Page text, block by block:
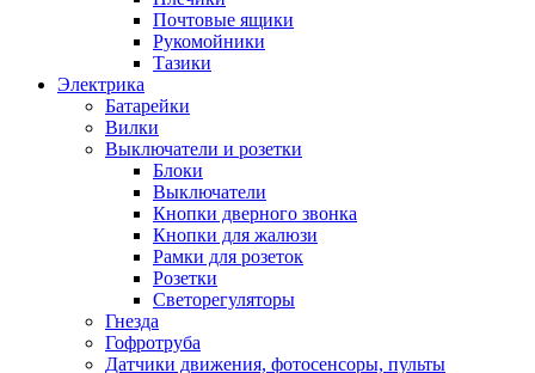
Почтовые ящики
Рукомойники
Тазики
Электрика
Батарейки
Вилки
Выключатели и розетки
Блоки
Выключатели
Кнопки дверного звонка
Кнопки для жалюзи
Рамки для розеток
Розетки
Светорегуляторы
Гнезда
Гофротруба
Датчики движения, фотосенсоры, пульты